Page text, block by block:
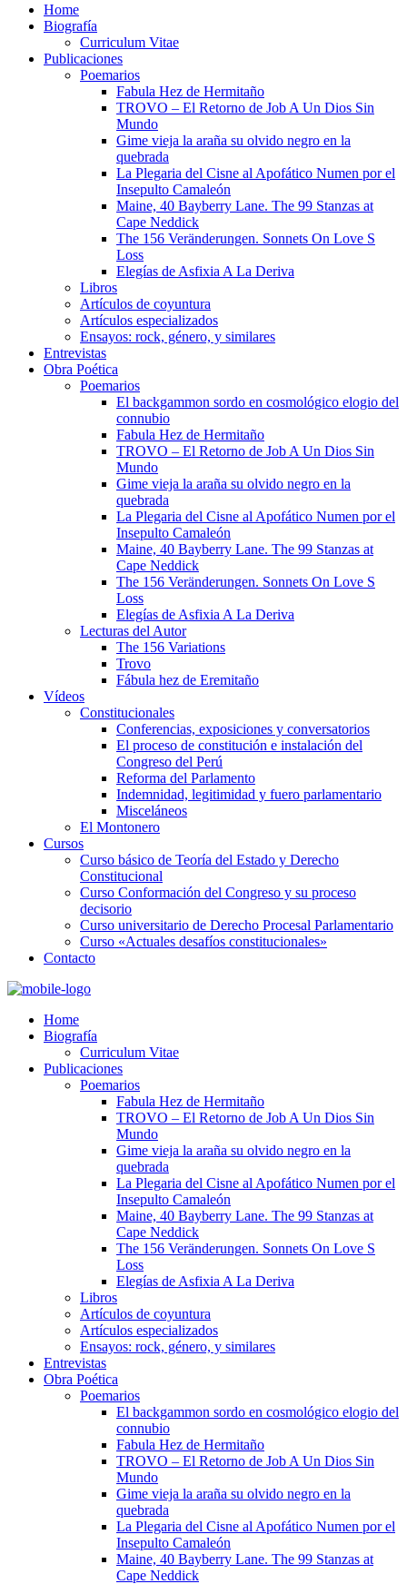
Home
Biografía
Curriculum Vitae​
Publicaciones
Poemarios
Fabula Hez de Hermitaño
TROVO – El Retorno de Job A Un Dios Sin
Mundo
Gime vieja la araña su olvido negro en la
quebrada
La Plegaria del Cisne al Apofático Numen por el
Insepulto Camaleón
Maine, 40 Bayberry Lane. The 99 Stanzas at
Cape Neddick
The 156 Veränderungen. Sonnets On Love S
Loss
Elegías de Asfixia A La Deriva
Libros
Artículos de coyuntura
Artículos especializados
Ensayos: rock, género, y similares
Entrevistas
Obra Poética
Poemarios
El backgammon sordo en cosmológico elogio del
connubio
Fabula Hez de Hermitaño
TROVO – El Retorno de Job A Un Dios Sin
Mundo
Gime vieja la araña su olvido negro en la
quebrada
La Plegaria del Cisne al Apofático Numen por el
Insepulto Camaleón
Maine, 40 Bayberry Lane. The 99 Stanzas at
Cape Neddick
The 156 Veränderungen. Sonnets On Love S
Loss
Elegías de Asfixia A La Deriva
Lecturas del Autor
The 156 Variations
Trovo
Fábula hez de Eremitaño
Vídeos
Constitucionales
Conferencias, exposiciones y conversatorios
El proceso de constitución e instalación del
Congreso del Perú
Reforma del Parlamento
Indemnidad, legitimidad y fuero parlamentario
Misceláneos
El Montonero
Cursos
Curso básico de Teoría del Estado y Derecho
Constitucional
Curso Conformación del Congreso y su proceso
decisorio
Curso universitario de Derecho Procesal Parlamentario
Curso «Actuales desafíos constitucionales»
Contacto
Home
Biografía
Curriculum Vitae​
Publicaciones
Poemarios
Fabula Hez de Hermitaño
TROVO – El Retorno de Job A Un Dios Sin
Mundo
Gime vieja la araña su olvido negro en la
quebrada
La Plegaria del Cisne al Apofático Numen por el
Insepulto Camaleón
Maine, 40 Bayberry Lane. The 99 Stanzas at
Cape Neddick
The 156 Veränderungen. Sonnets On Love S
Loss
Elegías de Asfixia A La Deriva
Libros
Artículos de coyuntura
Artículos especializados
Ensayos: rock, género, y similares
Entrevistas
Obra Poética
Poemarios
El backgammon sordo en cosmológico elogio del
connubio
Fabula Hez de Hermitaño
TROVO – El Retorno de Job A Un Dios Sin
Mundo
Gime vieja la araña su olvido negro en la
quebrada
La Plegaria del Cisne al Apofático Numen por el
Insepulto Camaleón
Maine, 40 Bayberry Lane. The 99 Stanzas at
Cape Neddick